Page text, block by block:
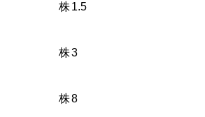
株1.5
株3
株8